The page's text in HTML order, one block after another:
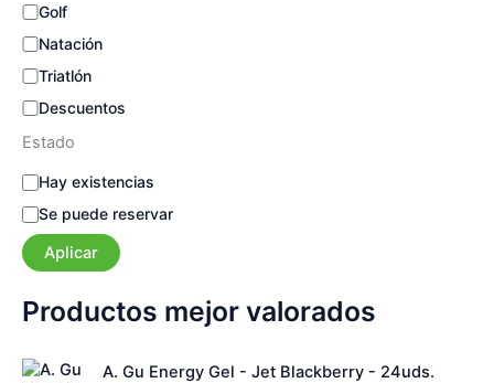
Golf
Natación
Triatlón
Descuentos
Estado
E
t
a
d
Hay existencias
Se puede reservar
Aplicar
Productos mejor valorados
A. Gu Energy Gel - Jet Blackberry - 24uds.